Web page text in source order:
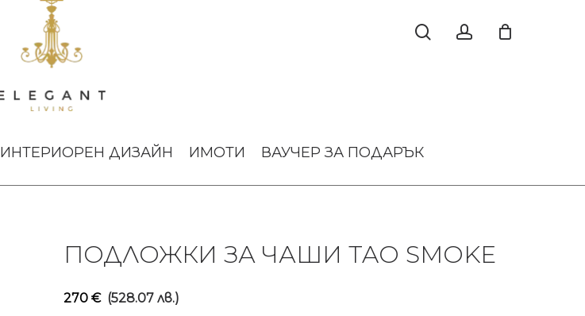
ИНТЕРИОРЕН ДИЗАЙН ИМОТИ ВАУЧЕР ЗА ПОДАРЪК
ПОДЛОЖКИ ЗА ЧАШИ TAO SMOKE
270 € (528.07 лв.)